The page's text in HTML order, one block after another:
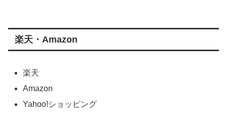
楽天・Amazon
楽天
Amazon
Yahoo!ショッピング